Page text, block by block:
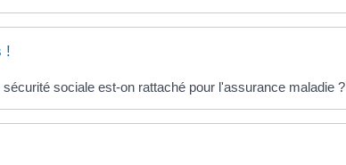
!
sociale est-on rattaché pour l'assurance maladie ?